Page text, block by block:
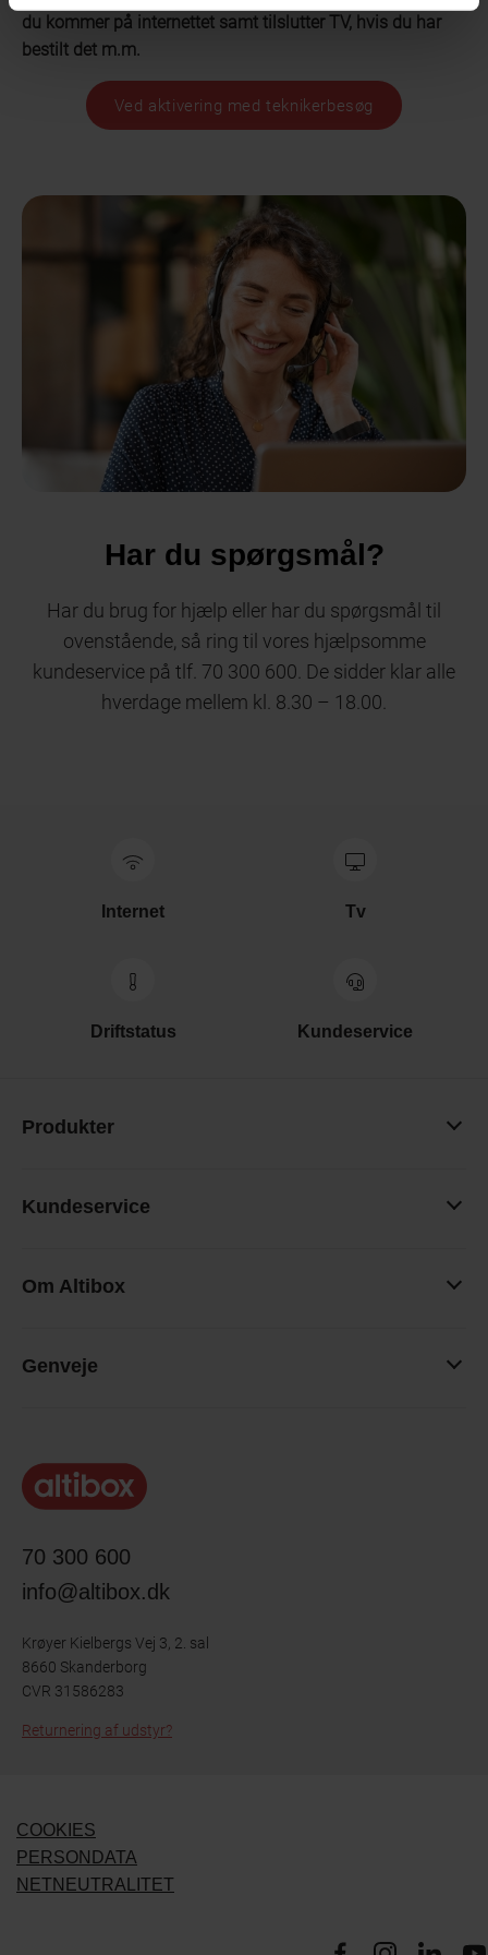
du kommer på internettet samt tilslutter TV, hvis du har
bestilt det m.m.
Ved aktivering med teknikerbesøg
Har du spørgsmål?
Har du brug for hjælp eller har du spørgsmål til
ovenstående, så ring til vores hjælpsomme
kundeservice på tlf. 70 300 600. De sidder klar alle
hverdage mellem kl. 8.30 – 18.00.
Internet Tv
Driftstatus Kundeservice
Produkter
Kundeservice
Om Altibox
Genveje
70 300 600
info@altibox.dk
Krøyer Kielbergs Vej 3, 2. sal
8660 Skanderborg
CVR 31586283
Returnering af udstyr?
COOKIES
PERSONDATA
NETNEUTRALITET